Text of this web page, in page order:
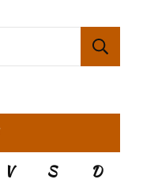
V S
D